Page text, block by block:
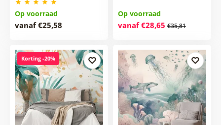
Op voorraad
vanaf €25,58
Op voorraad
vanaf €28,65 €35,81
Korting -20%